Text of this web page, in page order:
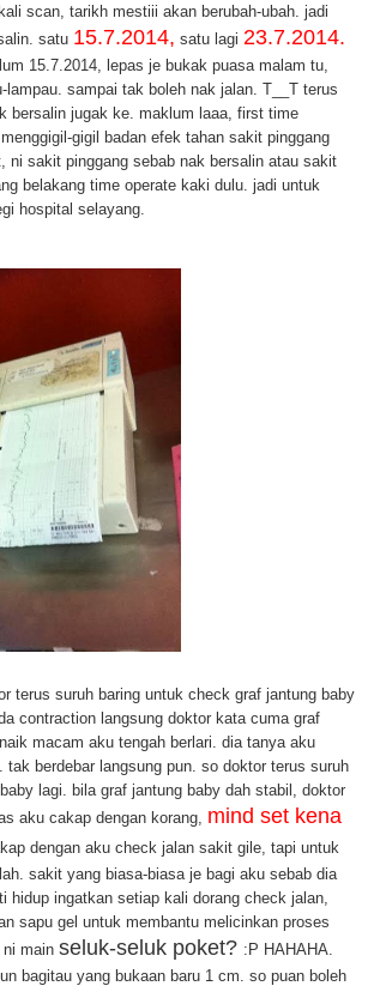
scan, tarikh mestiii akan berubah-ubah. jadi
satu 15.7.2014, satu lagi 23.7.2014.
15.7.2014, lepas je bukak puasa malam tu,
sampai tak boleh nak jalan. T__T terus
bersalin jugak ke. maklum laaa, first time
gigil badan efek tahan sakit pinggang
ni sakit pinggang sebab nak bersalin atau sakit
belakang time operate kaki dulu. jadi untuk
hospital selayang.
terus suruh baring untuk check graf jantung baby
contraction langsung doktor kata cuma graf
macam aku tengah berlari. dia tanya aku
berdebar langsung pun. so doktor terus suruh
lagi. bila graf jantung baby dah stabil, doktor
aku cakap dengan korang, mind set kena
dengan aku check jalan sakit gile, tapi untuk
sakit yang biasa-biasa je bagi aku sebab dia
ingatkan setiap kali dorang check jalan,
sapu gel untuk membantu melicinkan proses
main seluk-seluk poket? :P HAHAHA.
bagitau yang bukaan baru 1 cm. so puan boleh